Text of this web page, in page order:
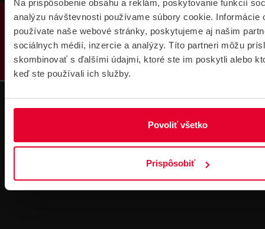
Na prispôsobenie obsahu a reklám, poskytovanie funkcií
analýzu návštevnosti používame súbory cookie. Informácie
používate naše webové stránky, poskytujeme aj našim
sociálnych médií, inzercie a analýzy. Títo partneri môžu
skombinovať s ďalšími údajmi, ktoré ste im poskytli alebo
keď ste používali ich služby.
Povoliť všetko
Prispôsobiť
PRODUKTY
Technická
podpora 24/7
Podpora cez
na stiahnutie